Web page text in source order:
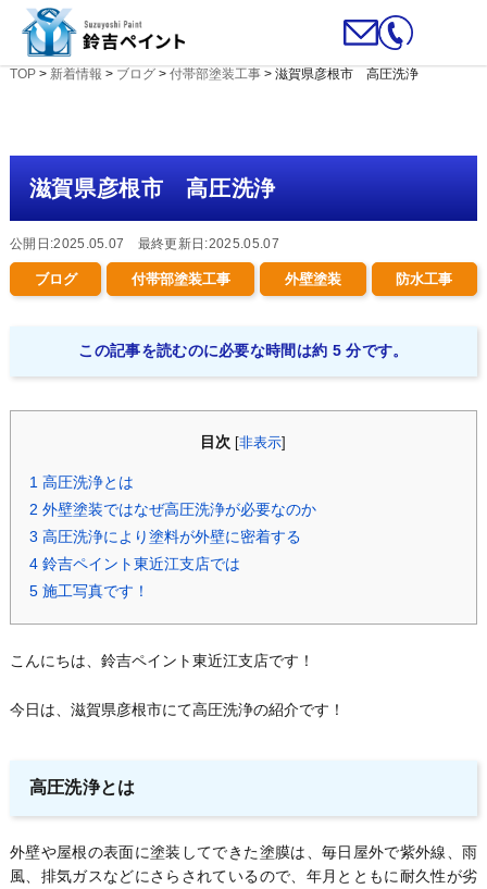
TOP> 新着情報 > ブログ> 付帯部塗装工事> 滋賀県彦根市 高圧洗浄
滋賀県彦根市 高圧洗浄
公開日:2025.05.07 最終更新日:2025.05.07
ブログ 付帯部塗装工事 外壁塗装 防水工事
この記事を読むのに必要な時間は約 5 分です。
目次 [非表示
1 高圧洗浄とは
2 外壁塗装ではなぜ高圧洗浄が必要なのか
3 高圧洗浄により塗料が外壁に密着する
4鈴吉ペイント東近江支店では
5施工写真です！
こんにちは、鈴吉ペイント東近江支店です！
今日は、滋賀県彦根市にて高圧洗浄の紹介です！
高圧洗浄とは
外壁や屋根の表面に塗装してできた塗膜は、毎日屋外で紫外線、雨
風、排気ガスなどにさらされているので、年月とともに耐久性が劣